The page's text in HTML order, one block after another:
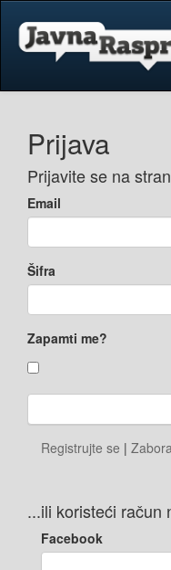
Prijava
Prijavite se na
Email
Šifra
Zapamti me?
Registrujte se |
...ili koristeći račun
Facebook